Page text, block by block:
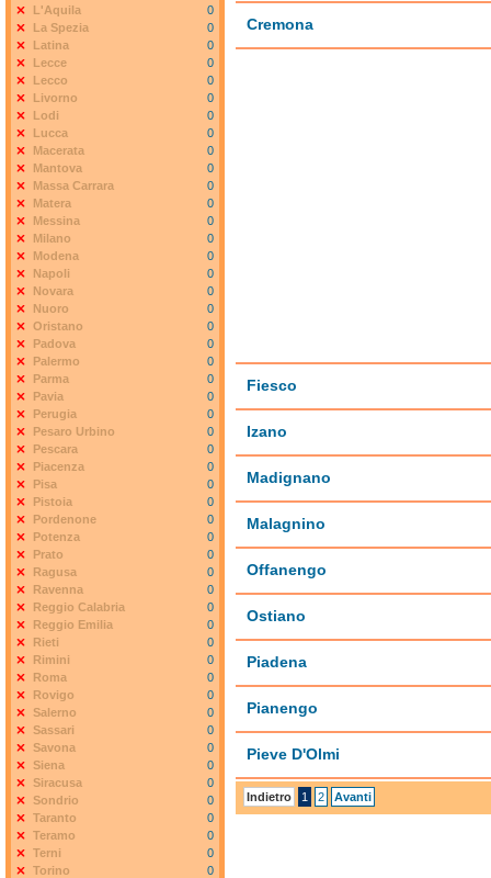
Cremona
Fiesco
Izano
Madignano
Malagnino
Offanengo
Ostiano
Piadena
Pianengo
Pieve D'Olmi
Indietro 1 2 Avanti
L'Aquila
0
La Spezia
0
Latina
0
Lecce
0
Lecco
0
Livorno
0
Lodi
0
Lucca
0
Macerata
0
Mantova
0
Massa Carrara
0
Matera
0
Messina
0
Milano
0
Modena
0
Napoli
0
Novara
0
Nuoro
0
Oristano
0
Padova
0
Palermo
0
Parma
0
Pavia
0
Perugia
0
Pesaro Urbino
0
Pescara
0
Piacenza
0
Pisa
0
Pistoia
0
Pordenone
0
Potenza
0
Prato
0
Ragusa
0
Ravenna
0
Reggio Calabria
0
Reggio Emilia
0
Rieti
0
Rimini
0
Roma
0
Rovigo
0
Salerno
0
Sassari
0
Savona
0
Siena
0
Siracusa
0
Sondrio
0
Taranto
0
Teramo
0
Terni
0
Torino
0